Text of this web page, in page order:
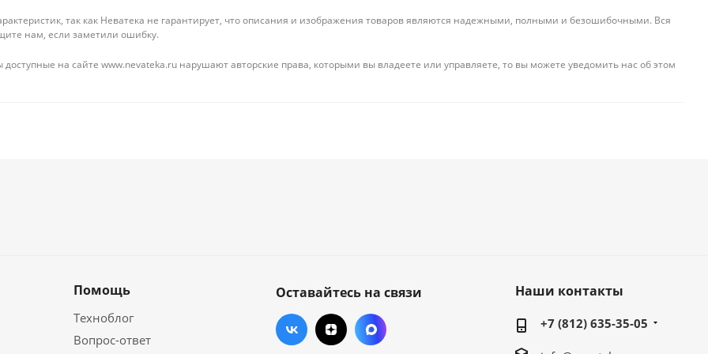
так как Неватека не гарантирует, что описания и изображения товаров являются надежными, полными и безошибочными. Вся
нам, если заметили ошибку.
на сайте www.nevateka.ru нарушают авторские права, которыми вы владеете или управляете, то вы можете уведомить нас об этом
Помощь
Техноблог
Вопрос-ответ
Оставайтесь на связи Наши контакты
+7 (812) 635-35-05